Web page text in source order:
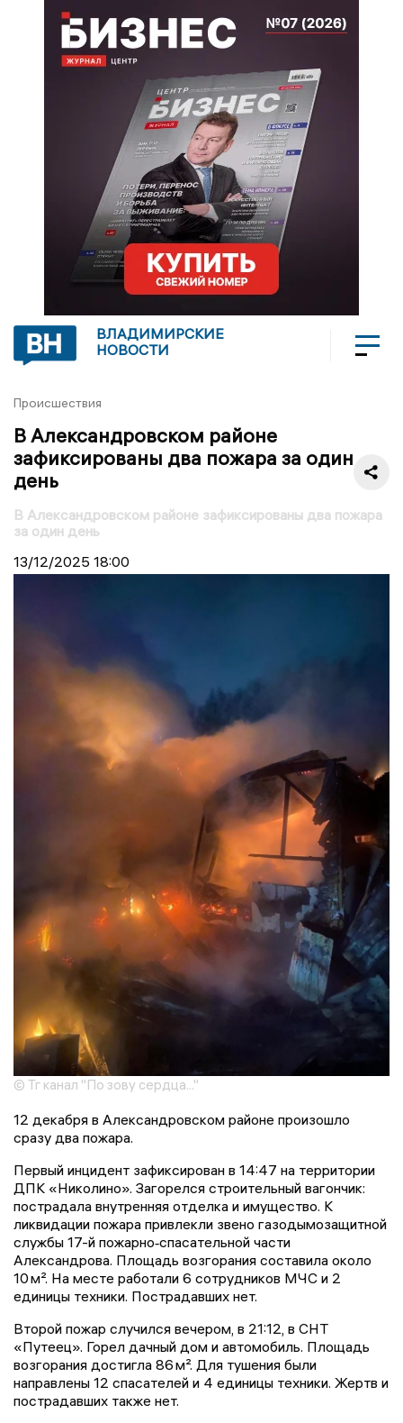
ВЛАДИМИРСКИЕ
НОВОСТИ
Происшествия
В Александровском районе
зафиксированы два пожара за один
день
В Александровском районе зафиксированы два пожара
за один день
13/12/2025 18:00
© Тг канал "По зову сердца..."
12 декабря в Александровском районе произошло
сразу два пожара.
Первый инцидент зафиксирован в 14:47 на территории
ДПК «Николино». Загорелся строительный вагончик:
пострадала внутренняя отделка и имущество. К
ликвидации пожара привлекли звено газодымозащитной
службы 17-й пожарно‑спасательной части
Александрова. Площадь возгорания составила около
10 м². На месте работали 6 сотрудников МЧС и 2
единицы техники. Пострадавших нет.
Второй пожар случился вечером, в 21:12, в СНТ
«Путеец». Горел дачный дом и автомобиль. Площадь
возгорания достигла 86 м². Для тушения были
направлены 12 спасателей и 4 единицы техники. Жертв и
пострадавших также нет.